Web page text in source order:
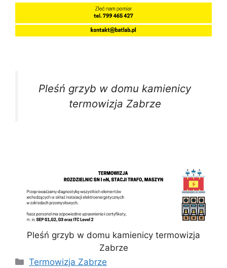
Pleśń grzyb w domu kamienicy
termowizja Zabrze
Pleśń grzyb w domu kamienicy termowizja
Zabrze
Kategorie
Termowizja Zabrze